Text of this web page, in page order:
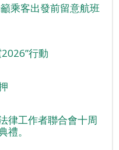
乘客出發前留意航班
行動
律工作者聯合會十周
禮。